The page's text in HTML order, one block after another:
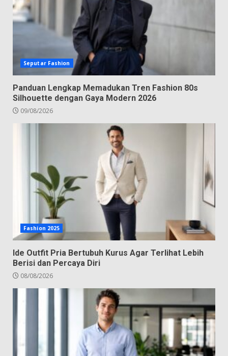
Seputar Fashion
Panduan Lengkap Memadukan Tren Fashion 80s
Silhouette dengan Gaya Modern 2026
09/08/2026
Fashion 2025
Ide Outfit Pria Bertubuh Kurus Agar Terlihat Lebih
Berisi dan Percaya Diri
08/08/2026